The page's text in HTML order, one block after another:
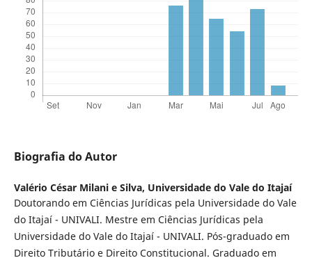
Biografia do Autor
Valério César Milani e Silva, Universidade do Vale do Itajaí
Doutorando em Ciências Jurídicas pela Universidade do Vale
do Itajaí - UNIVALI. Mestre em Ciências Jurídicas pela
Universidade do Vale do Itajaí - UNIVALI. Pós-graduado em
Direito Tributário e Direito Constitucional. Graduado em